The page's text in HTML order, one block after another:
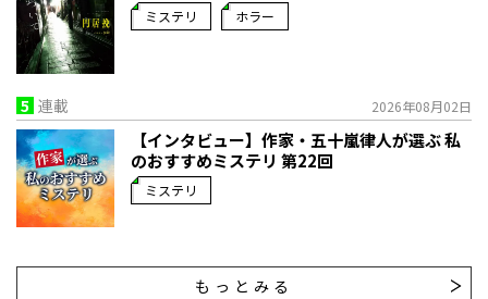
ミステリ ホラー
5 連載 2026年08月02日
【インタビュー】作家・五十嵐律人が選ぶ 私
のおすすめミステリ 第22回
ミステリ
もっとみる